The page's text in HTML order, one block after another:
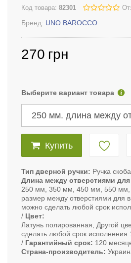
Код товара: 82301
Бренд: UNO BAROCCO
270 грн
Выберите вариант товара
Купить
Тип дверной ручки
Ручка скоба
Длина между отверстиями для
250 мм, 350 мм, 450 мм, 550 мм,
размер между отверстиями для
можно сделать любой срок
Цвет
Латунь полированная, Другой
сделать любой срок исполнения
Гарантийный срок
120
Страна-производитель